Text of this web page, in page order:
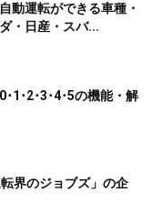
動運転ができる車種・
・日産・スバ...
･1･2･3･4･5の機能・解
界のジョブズ」の企